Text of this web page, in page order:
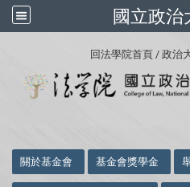
國立政治
回法學院首頁 / 政治
關於基金會 基金會獎學金